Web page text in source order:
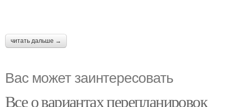
читать дальше →
Вас может заинтересовать
Все о вариантах перепланировок